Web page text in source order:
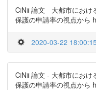
CiNii 論文 - 大都市にお
保護の申請率の視点から
2020-03-22 18:00:15
CiNii 論文 - 大都市にお
保護の申請率の視点から